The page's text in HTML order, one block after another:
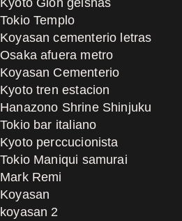
Tokio Templo
Koyasan cementerio letras
Osaka afuera metro
Koyasan Cementerio
Kyoto tren estacion
Hanazono Shrine Shinjuku
Tokio bar italiano
Kyoto perccucionista
Tokio Maniqui samurai
Mark Remi
Koyasan
koyasan 2